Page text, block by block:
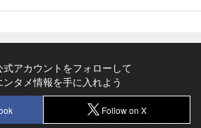
式アカウントをフォローして
タメ情報を手に入れよう
Follow on X